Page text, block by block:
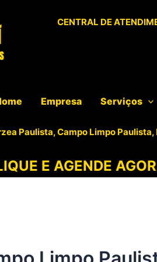
CENTRAL DE
Empresa Serviços
Paulista, Campo Limpo
E AGENDE